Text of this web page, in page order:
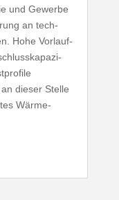
und Gewerbe
an tech­
Hohe Vorlauf­
dieser Stelle
Wärme­